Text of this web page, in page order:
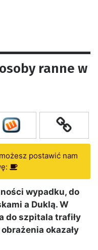
osoby ranne w
postawić nam
wypadku, do
a Duklą. W
do szpitala trafiły
okazały